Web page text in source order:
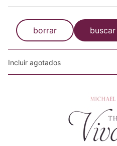
borrar buscar
Incluir agotados